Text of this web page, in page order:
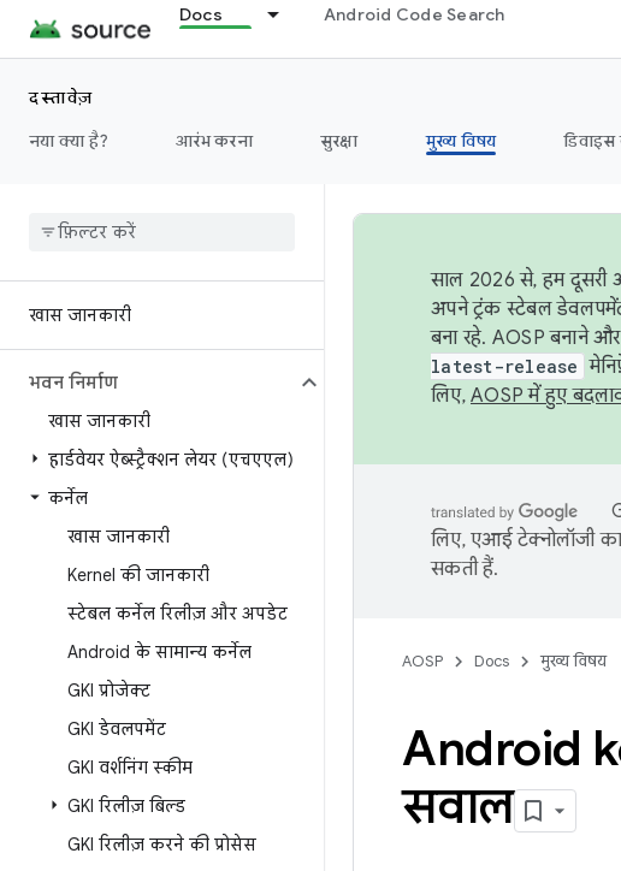
Docs Android Code Search
दस्तावेज़
नया क्या है?
आरंभ करना सुरक्षा मुख्य विषय
खास जानकारी
भवन निर्माण
खास जानकारी
हार्डवेयर ऐब्स्ट्रैक्शन लेयर (एचएएल)
कर्नेल
खास जानकारी
Kernel की जानकारी
स्टेबल कर्नेल रिलीज़ और अपडेट
Android के सामान्य कर्नेल
GKI प्रोजेक्ट
GKI डेवलपमेंट
GKI वर्शनिंग स्कीम
GKI रिलीज़ बिल्ड
GKI रिलीज़ करने की प्रोसेस
साल 2026 से, हम दूसरी
अपने ट्रंक स्टेबल
बना रहे. AOSP बनाने
latest-release
लिए, AOSP में हुए
लिए, एआई टेक्नोलॉजी
सकती हैं.
AOSP Docs मुख्य विषय
Android
सवाल